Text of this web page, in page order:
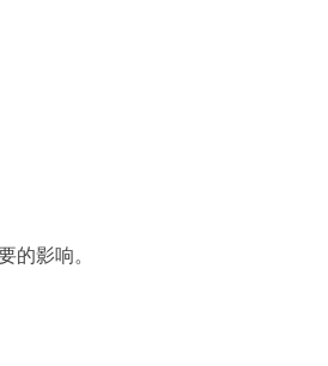
的影响。